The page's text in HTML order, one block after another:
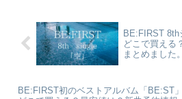
BE:FIRST 8th
どこで買える
まとめました。
BE:FIRST初のベストアルバム「BE:ST」